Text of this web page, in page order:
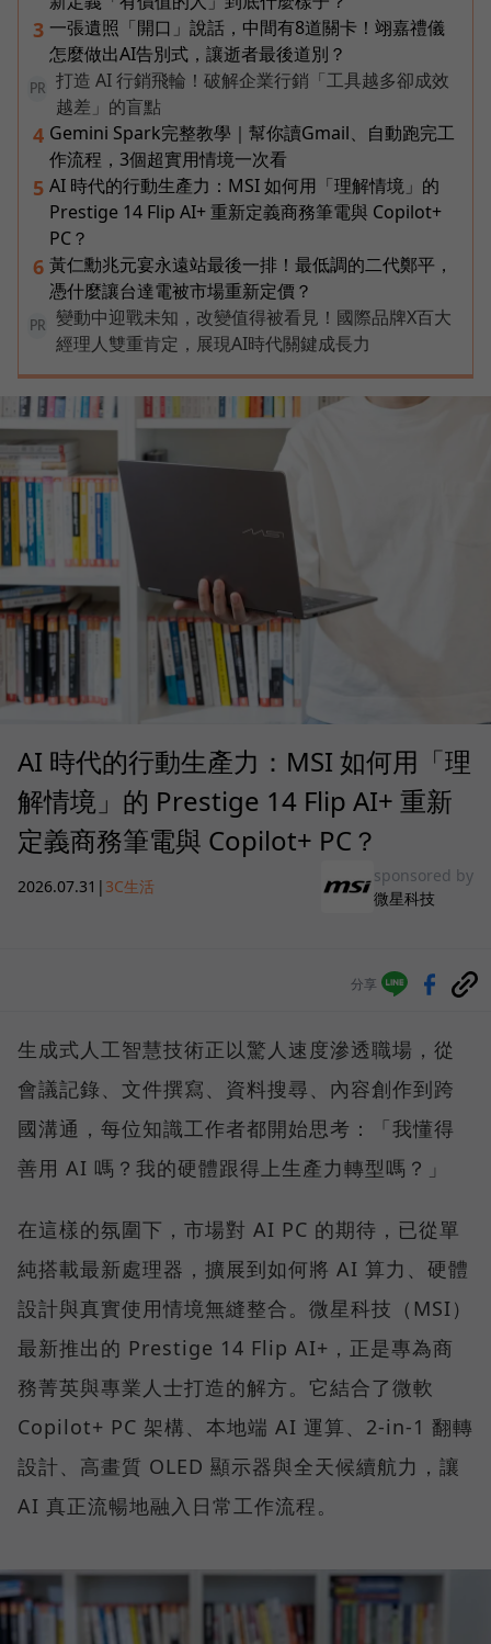
3 一張遺照「開口」說話，中間有8道關卡！翊嘉禮儀
怎麼做出AI告別式，讓逝者最後道別？
PR
打造 AI 行銷飛輪！破解企業行銷「工具越多卻成效
越差」的盲點
4 Gemini Spark完整教學｜幫你讀Gmail、自動跑完工
作流程，3個超實用情境一次看
5 AI 時代的行動生產力：MSI 如何用「理解情境」的
Prestige 14 Flip AI+ 重新定義商務筆電與 Copilot+
PC？
6 黃仁勳兆元宴永遠站最後一排！最低調的二代鄭平，
憑什麼讓台達電被市場重新定價？
PR
變動中迎戰未知，改變值得被看見！國際品牌X百大
經理人雙重肯定，展現AI時代關鍵成長力
AI 時代的行動生產力：MSI 如何用「理
解情境」的 Prestige 14 Flip AI+ 重新
定義商務筆電與 Copilot+ PC？
2026.07.31 | 3C生活
sponsored by
微星科技
分享
生成式人工智慧技術正以驚人速度滲透職場，從
會議記錄、文件撰寫、資料搜尋、內容創作到跨
國溝通，每位知識工作者都開始思考：「我懂得
善用 AI 嗎？我的硬體跟得上生產力轉型嗎？」
在這樣的氛圍下，市場對 AI PC 的期待，已從單
純搭載最新處理器，擴展到如何將 AI 算力、硬體
設計與真實使用情境無縫整合。微星科技（MSI）
最新推出的 Prestige 14 Flip AI+，正是專為商
務菁英與專業人士打造的解方。它結合了微軟
Copilot+ PC 架構、本地端 AI 運算、2-in-1 翻轉
設計、高畫質 OLED 顯示器與全天候續航力，讓
AI 真正流暢地融入日常工作流程。